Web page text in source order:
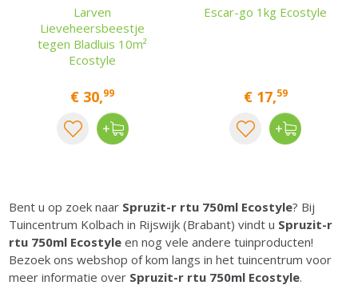
Larven
Lieveheersbeestje
tegen Bladluis 10m²
Ecostyle
€ 30,99
Escar-go 1kg Ecostyle
€ 17,59
Bent u op zoek naar Spruzit-r rtu 750ml Ecostyle? Bij
Tuincentrum Kolbach in Rijswijk (Brabant) vindt u Spruzit-r
rtu 750ml Ecostyle en nog vele andere tuinproducten!
Bezoek ons webshop of kom langs in het tuincentrum voor
meer informatie over Spruzit-r rtu 750ml Ecostyle.